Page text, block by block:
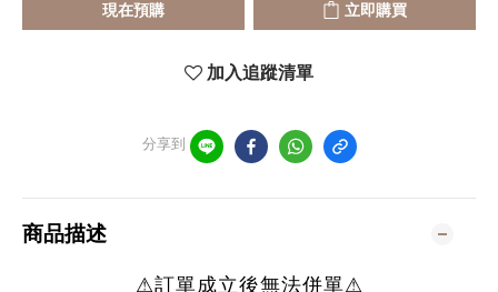
現在預購 立即購買
加入追蹤清單
分享到
商品描述
⚠訂單成立後無法併單⚠